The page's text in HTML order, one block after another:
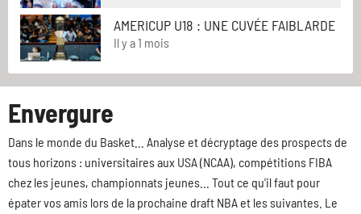
AMERICUP U18 : UNE CUVÉE FAIBLARDE
Il y a 1 mois
Envergure
Dans le monde du Basket... Analyse et décryptage des prospects de
tous horizons : universitaires aux USA (NCAA), compétitions FIBA
chez les jeunes, championnats jeunes... Tout ce qu'il faut pour
épater vos amis lors de la prochaine draft NBA et les suivantes. Le